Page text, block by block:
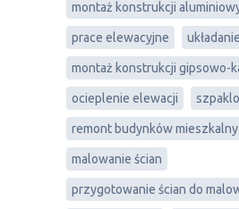
montaż konstrukcji
prace elewacyjne
montaż konstrukcji gipsowo-
ocieplenie elewacji
remont budynków
malowanie ścian
przygotowanie ścian do